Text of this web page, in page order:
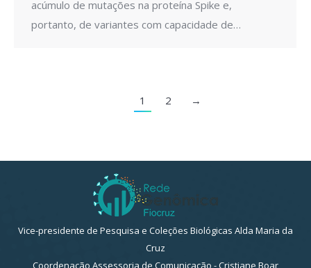
acúmulo de mutações na proteína Spike e,
portanto, de variantes com capacidade de…
1 2 →
Vice-presidente de Pesquisa e Coleções Biológicas Alda Maria da
Cruz
Coordenação Assessoria de Comunicação - Cristiane Boar